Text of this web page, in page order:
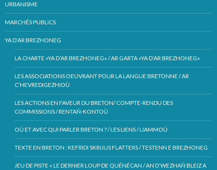
URBANISME
MARCHÉS PUBLICS
YA D’AR BREZHONEG
LA CHARTE «YA D’AR BREZHONEG» / AR GARTA «YA D’AR BREZHONEG»
LES ASSOCIATIONS OEUVRANT POUR LA LANGUE BRETONNE / AR
C’HEVREDIGEZHIOÙ
LES ACTIONS EN FAVEUR DU BRETON/ COMPTE-RENDU DES
COMMISSIONS / RENTAÑ-KONTOÙ
OÙ ET AVEC QUI PARLER BRETON ? / LES LIENS / LIAMMOÙ
TEXTE EN BRETON : KEFRIDI SKRIJUS FLATTERS / TESTENN E BREZHONEG
JEU DE PISTE « LE DERNIER LOUP DE QUÉNÉCAN / AN D’WEZHAÑ BLEIZ A